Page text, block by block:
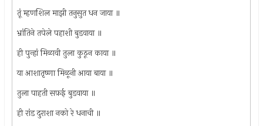
तूं म्हणशिल माझी तनुसुत धन जाया ॥
भ्रांतिने तपेले पहाशी बुडवाया ॥
ही पुन्हां मिळावी तुला कुठून काया ॥
या आशातृष्णा मिळूनी आया बाया ॥
तुला पाहती सफ़ई बुडवाया ॥
ही रांड दुराशा नको रे धनाची ॥